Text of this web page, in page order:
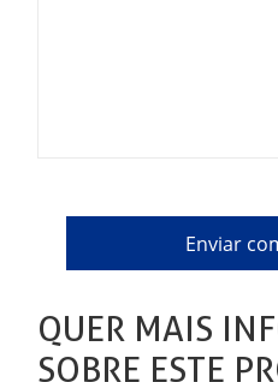
QUER MAIS
SOBRE ESTE